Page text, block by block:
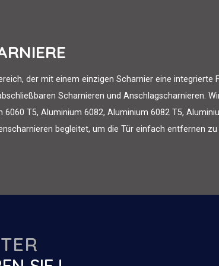
der mit einem einzigen Scharnier eine integrierte
Scharnieren und Anschlagscharnieren.
T5, Aluminium 6082, Aluminium 6082 T5,
begleitet, um die Tür einfach entfernen zu